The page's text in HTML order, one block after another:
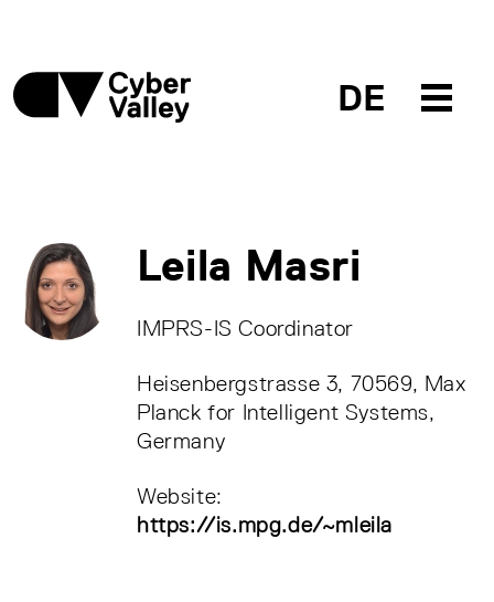
DE
Leila Masri
IMPRS-IS Coordinator
Heisenbergstrasse 3, 70569, Max
Planck for Intelligent Systems,
Germany
Website:
https://is.mpg.de/~mleila